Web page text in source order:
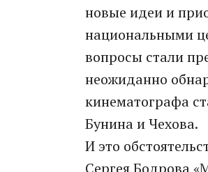
новые идеи и
национальными
вопросы стали
неожиданно
кинематографа
Бунина и Чехова.
И это
Сергея Бодрова